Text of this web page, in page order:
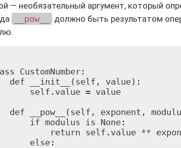
— необязательный аргумент, который
__pow__
должно быть результатом
CustomNumber:
def __init__(self, value):
self.value = value
def __pow__(self, exponent,
if modulus is None:
return self.value **
else: